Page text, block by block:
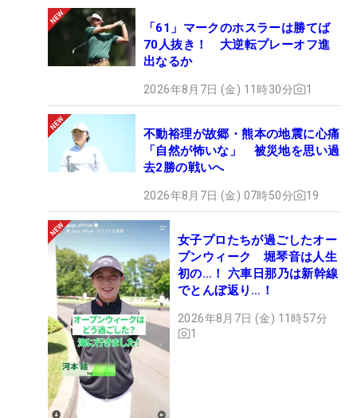
「61」マークのホスラーは勝てば
70人抜き！ 大逆転プレーオフ進
出なるか
2026年8月7日 (金) 11時30分 1
不動裕理が故郷・熊本の地震に心痛
「自然が怖いな」 被災地を思い過
去2勝の戦いへ
2026年8月7日 (金) 07時50分 19
女子プロたちが過ごしたオー
プンウィーク 堀琴音は人生
初の…！ 六車日那乃は新幹線
でとんぼ返り…！
2026年8月7日 (金) 11時57分
1